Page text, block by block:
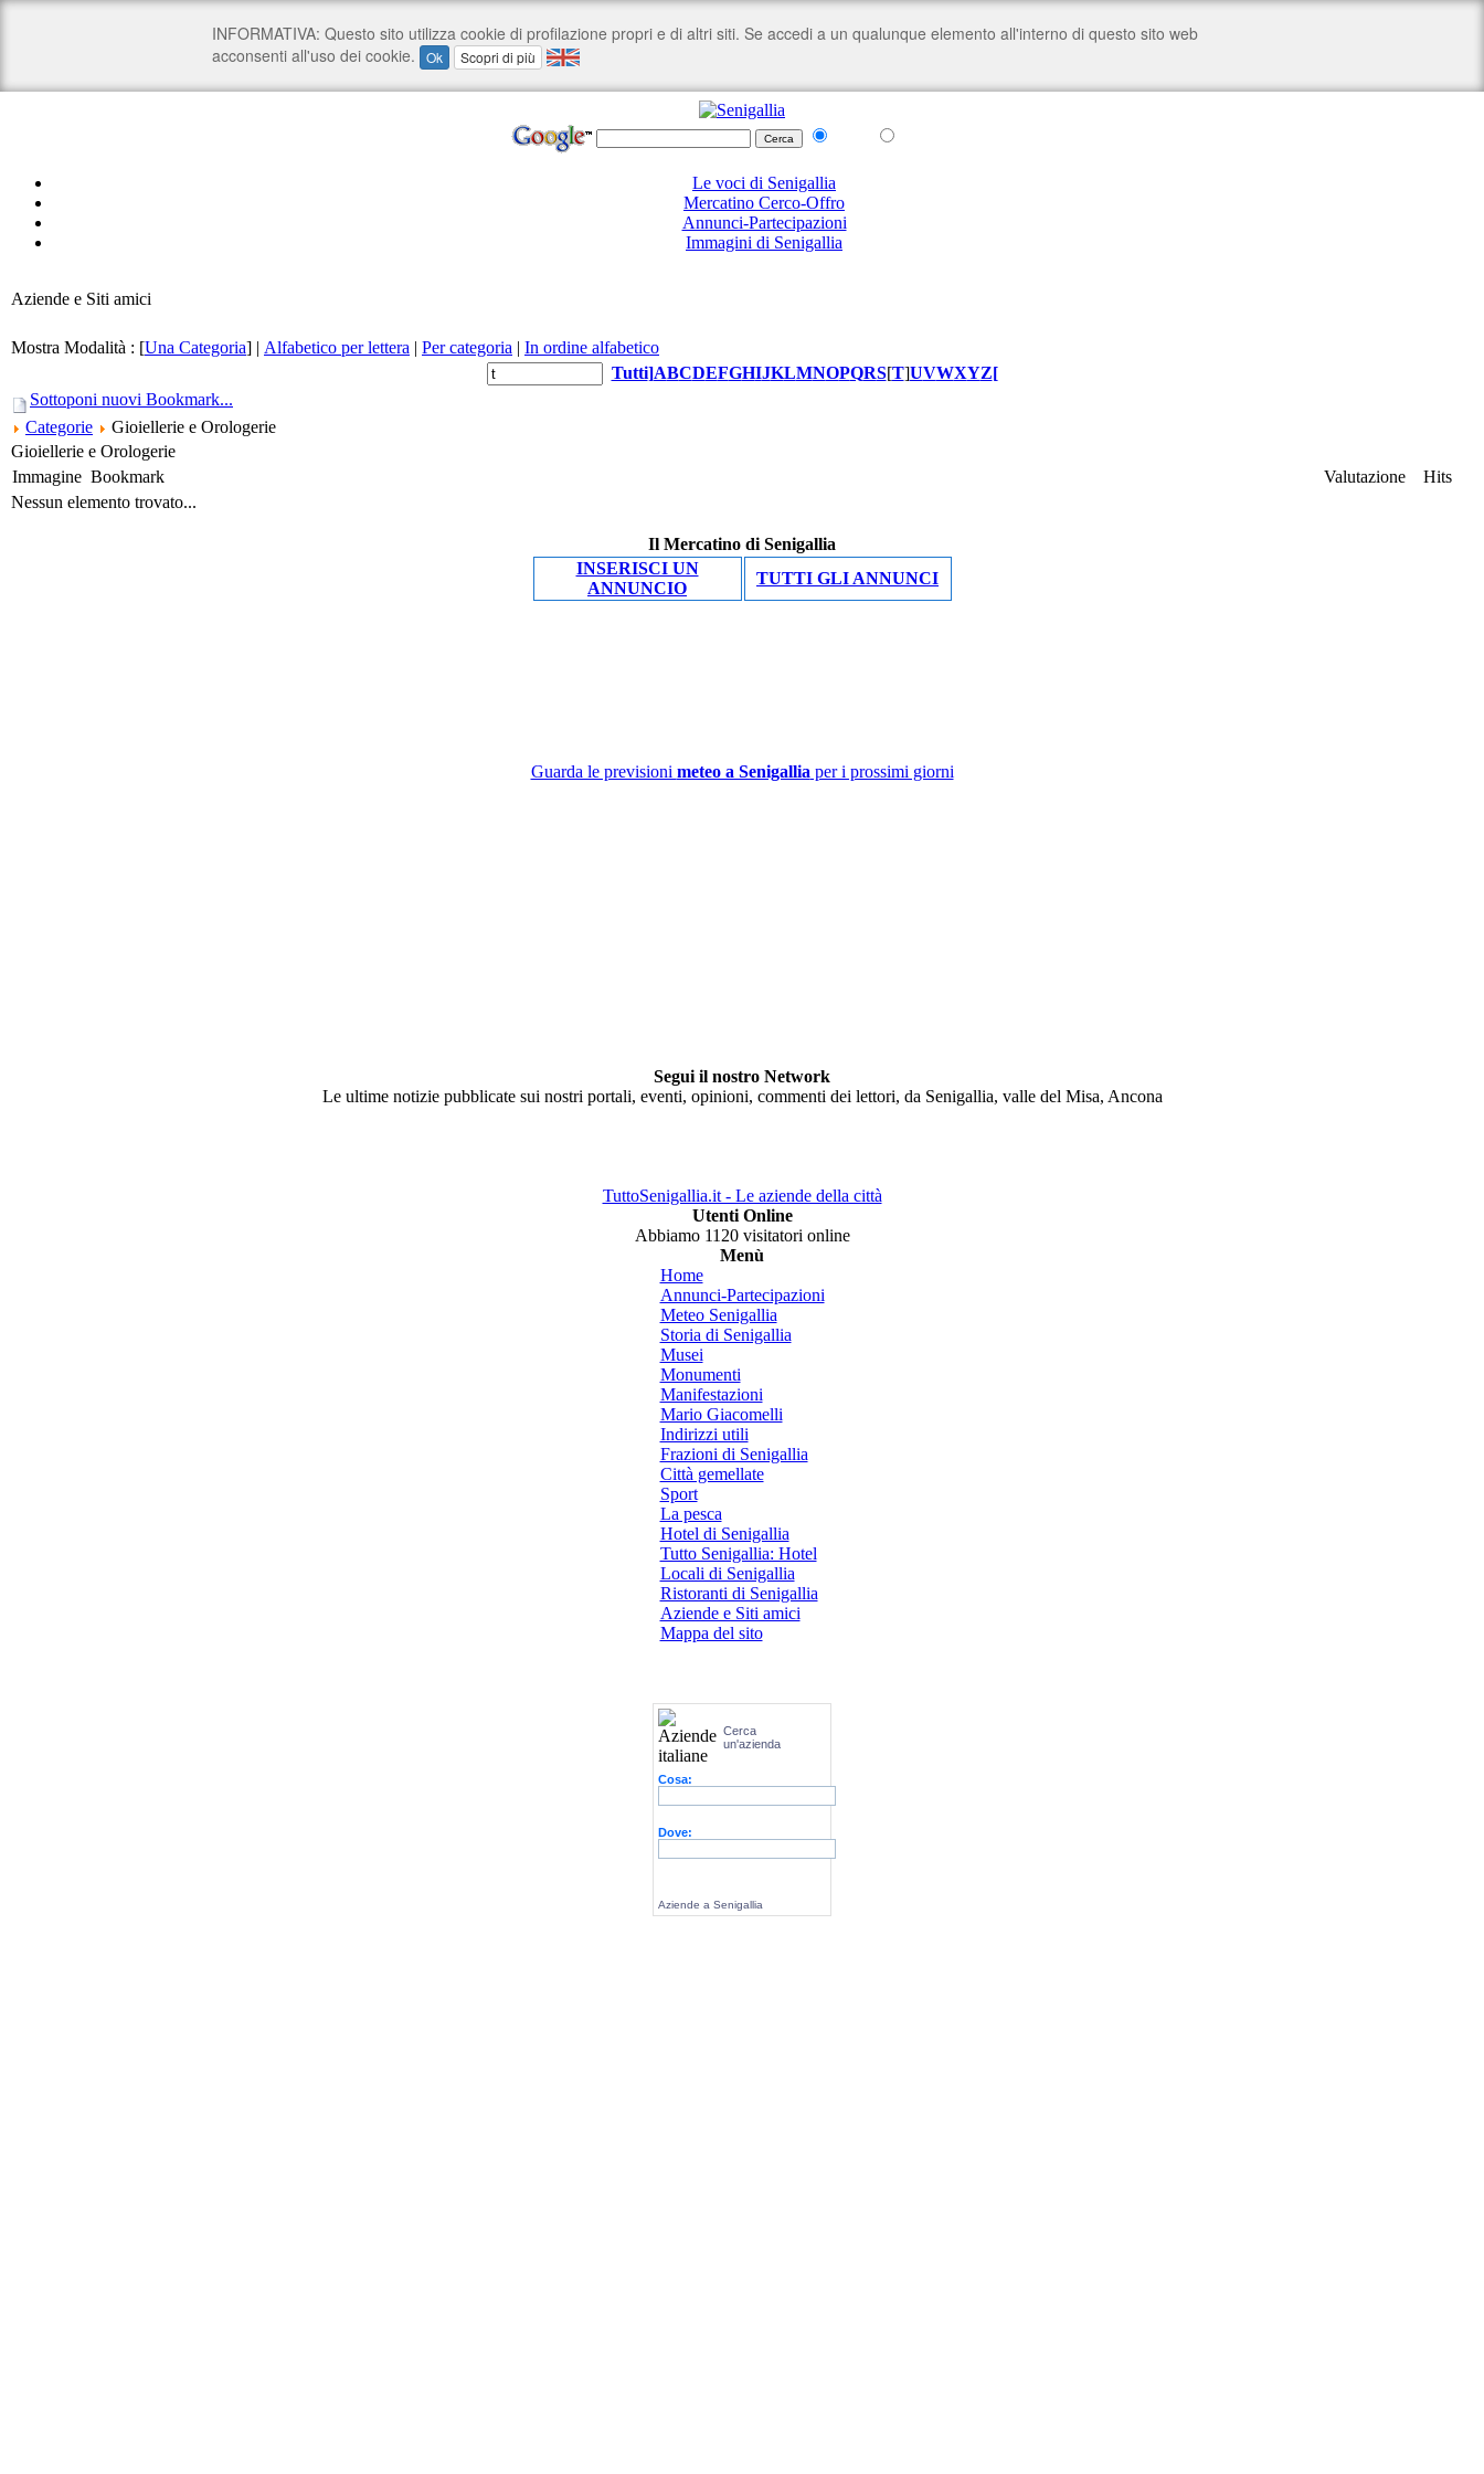
Le voci di Senigallia
Mercatino Cerco-Offro
Annunci-Partecipazioni
Immagini di Senigallia
Aziende e Siti amici
Mostra Modalità : [Una Categoria] | Alfabetico per lettera | Per categoria | In ordine alfabetico
Tutti]ABCDEFGHIJKLMNOPQRS[T]UVWXYZ[
Sottoponi nuovi Bookmark...
Categorie
Gioiellerie e Orologerie
Gioiellerie e Orologerie
Immagine Bookmark Valutazione
Hits
Nessun elemento trovato...
Il Mercatino di Senigallia
INSERISCI UN
ANNUNCIO
TUTTI GLI ANNUNCI
Guarda le previsioni meteo a Senigallia per i prossimi giorni
Segui il nostro Network
Le ultime notizie pubblicate sui nostri portali, eventi, opinioni, commenti dei lettori, da Senigallia, valle del Misa, Ancona
TuttoSenigallia.it - Le aziende della città
Utenti Online
Abbiamo 1120 visitatori online
Menù
Home
Annunci-Partecipazioni
Meteo Senigallia
Storia di Senigallia
Musei
Monumenti
Manifestazioni
Mario Giacomelli
Indirizzi utili
Frazioni di Senigallia
Città gemellate
Sport
La pesca
Hotel di Senigallia
Tutto Senigallia: Hotel
Locali di Senigallia
Ristoranti di Senigallia
Aziende e Siti amici
Mappa del sito
Cerca
un'azienda
Cosa:
Dove:
Aziende a Senigallia